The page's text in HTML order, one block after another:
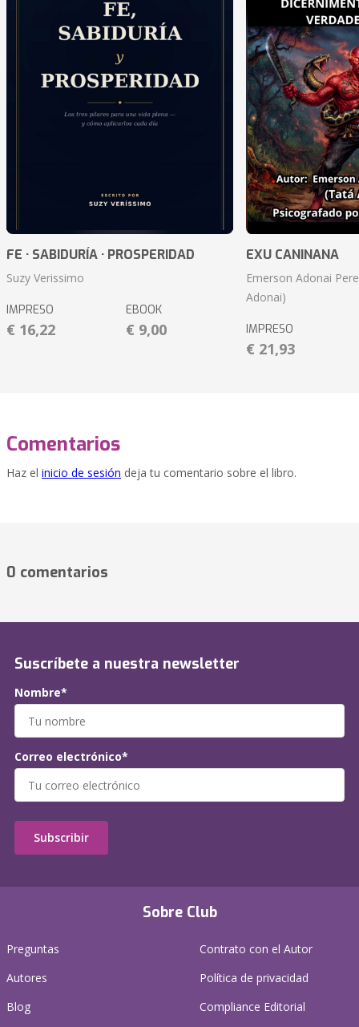
FE · SABIDURÍA · PROSPERIDAD
Suzy Verissimo
IMPRESO
€ 16,22
EBOOK
€ 9,00
EXU CANINANA
Emerson Adonai
Adonai)
IMPRESO
€ 21,93
Comentarios
Haz el inicio de sesión deja tu comentario sobre el libro.
0 comentarios
Sobre Club
Preguntas
Autores
Blog
Contrato con el Autor
Política de privacidad
Compliance Editorial
Suscríbete a nuestra newsletter
Nombre*
Correo electrónico*
Subscribir